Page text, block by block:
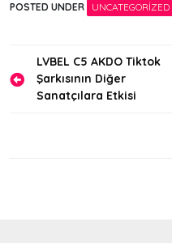
POSTED UNDER UNCATEGORIZED
Yazı
gezinmesi
LVBEL C5 AKDO Tiktok
Şarkısının Diğer
Sanatçılara Etkisi